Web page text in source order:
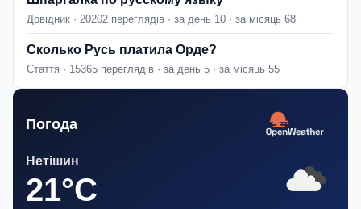
Довідник · 20202 переглядів · за день 10 · за місяць 68
Сколько Русь платила Орде?
Стаття · 15365 переглядів · за день 5 · за місяць 55
Погода
Нетішин
21°C